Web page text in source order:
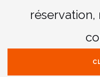
réservation,